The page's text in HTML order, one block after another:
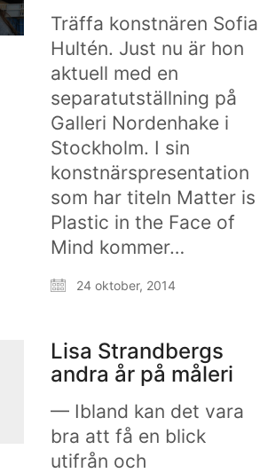
Träffa konstnären Sofia
Hultén. Just nu är hon
aktuell med en
separatutställning på
Galleri Nordenhake i
Stockholm. I sin
konstnärspresentation
som har titeln Matter is
Plastic in the Face of
Mind kommer…
24 oktober, 2014
Lisa Strandbergs
andra år på måleri
— Ibland kan det vara
bra att få en blick
utifrån och